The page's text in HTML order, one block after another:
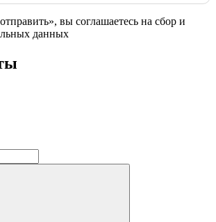
вы соглашаетесь на сбор и
данных